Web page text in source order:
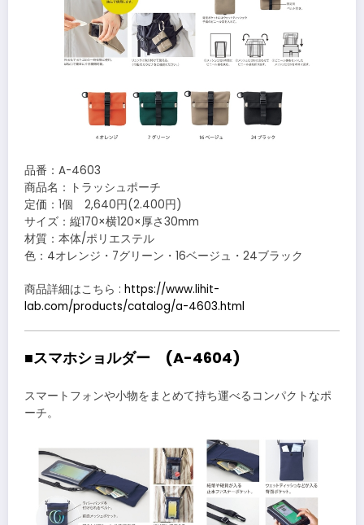
品番：A-4603
商品名：トラッシュポーチ
定価：1個 2,640円(2.400円)
サイズ：縦170×横120×厚さ30mm
材質：本体/ポリエステル
色：4オレンジ・7グリーン・16ベージュ・24ブラック
商品詳細はこちら : https://www.lihit-
lab.com/products/catalog/a-4603.html
■スマホショルダー (A-4604)
スマートフォンや小物をまとめて持ち運べるコンパクトなポ
ーチ。